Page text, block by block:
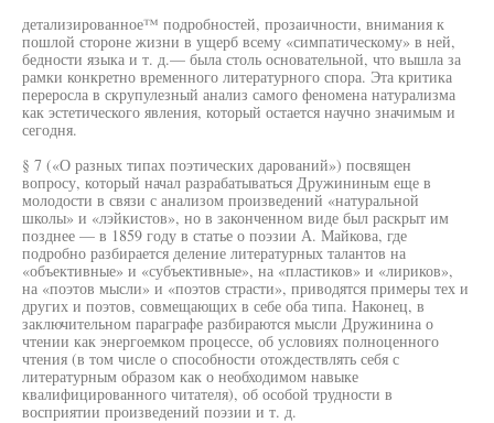
детализированное™ подробностей, прозаичности, внимания к
пошлой стороне жизни в ущерб всему «симпатическому» в ней,
бедности языка и т. д.— была столь основательной, что вышла за
рамки конкретно временного литературного спора. Эта критика
переросла в скрупулезный анализ самого феномена натурализма
как эстетического явления, который остается научно значимым и
сегодня.
§ 7 («О разных типах поэтических дарований») посвящен
вопросу, который начал разрабатываться Дружининым еще в
молодости в связи с анализом произведений «натуральной
школы» и «лэйкистов», но в законченном виде был раскрыт им
позднее — в 1859 году в статье о поэзии А. Майкова, где
подробно разбирается деление литературных талантов на
«объективные» и «субъективные», на «пластиков» и «лириков»,
на «поэтов мысли» и «поэтов страсти», приводятся примеры тех и
других и поэтов, совмещающих в себе оба типа. Наконец, в
заключительном параграфе разбираются мысли Дружинина о
чтении как энергоемком процессе, об условиях полноценного
чтения (в том числе о способности отождествлять себя с
литературным образом как о необходимом навыке
квалифицированного читателя), об особой трудности в
восприятии произведений поэзии и т. д.